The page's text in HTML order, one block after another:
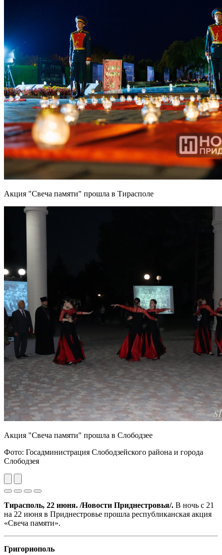
Акция "Свеча памяти" прошла в Тирасполе
Акция "Свеча памяти" прошла в Слободзее
Фото: Госадминистрация Слободзейского района и города
Слободзея
Previous
Next
Тирасполь, 22 июня. /Новости Приднестровья/. В ночь с 21
на 22 июня в Приднестровье прошла республиканская акция
«Свеча памяти».
Григориополь